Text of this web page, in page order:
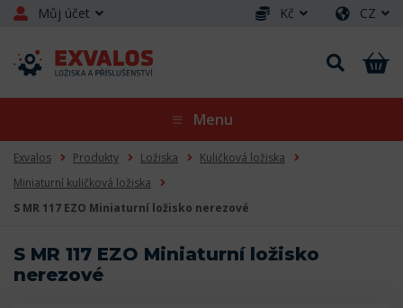
Můj účet Kč CZ
Menu
Exvalos Produkty Ložiska
Kuličková ložiska
Miniaturní kuličková ložiska
S MR 117 EZO Miniaturní ložisko nerezové
S MR 117 EZO Miniaturní ložisko
nerezové